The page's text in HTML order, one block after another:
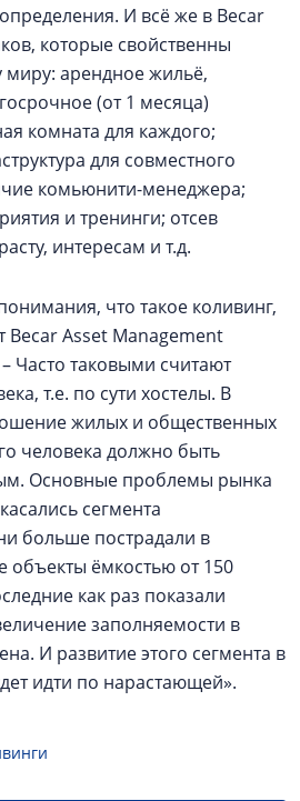
И всё же в Becar
которые свойственны
миру: арендное жильё,
(от 1 месяца)
комната для каждого;
для совместного
комьюнити-менеджера;
и тренинги; отсев
интересам и т.д.
что такое коливинг,
Becar Asset Management
Часто таковыми считают
т.е. по сути хостелы. В
жилых и общественных
человека должно быть
Основные проблемы рынка
сегмента
больше пострадали в
объекты ёмкостью от 150
как раз показали
заполняемости в
И развитие этого сегмента в
идти по нарастающей».